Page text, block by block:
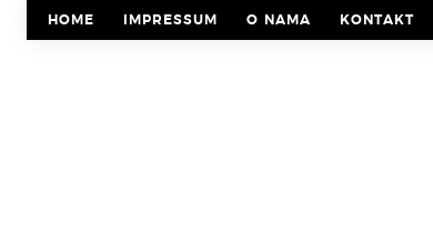
HOME IMPRESSUM O NAMA KONTAKT